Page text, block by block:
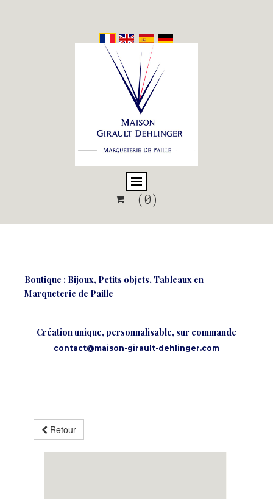
 (0)
Boutique : Bijoux, Petits objets, Tableaux en
Marqueterie de Paille
Création unique, personnalisable, sur commande
contact@maison-girault-dehlinger.com
Retour